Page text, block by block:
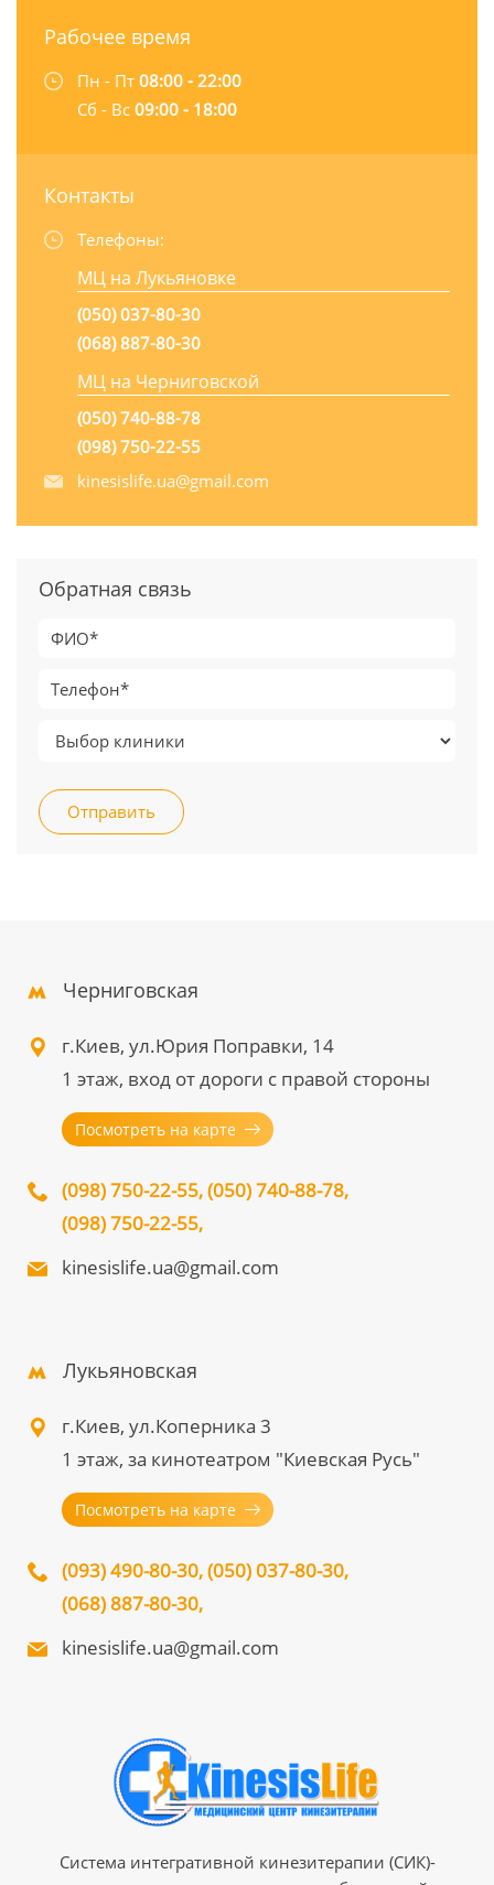
Рабочее время
Пн - Пт 08:00 - 22:00
Сб - Вс 09:00 - 18:00
Контакты
Телефоны:
МЦ на Лукьяновке
(050) 037-80-30
(068) 887-80-30
МЦ на Черниговской
(050) 740-88-78
(098) 750-22-55
kinesislife.ua@gmail.com
Обратная связь
Отправить
Черниговская
г.Киев, ул.Юрия Поправки, 14
1 этаж, вход от дороги с правой стороны
Посмотреть на карте
(098) 750-22-55,(050) 740-88-78,
(098) 750-22-55,
kinesislife.ua@gmail.com
Лукьяновская
г.Киев, ул.Коперника 3
1 этаж, за кинотеатром "Киевская Русь"
Посмотреть на карте
(093) 490-80-30,(050) 037-80-30,
(068) 887-80-30,
kinesislife.ua@gmail.com
Система интегративной кинезитерапии (СИК)-